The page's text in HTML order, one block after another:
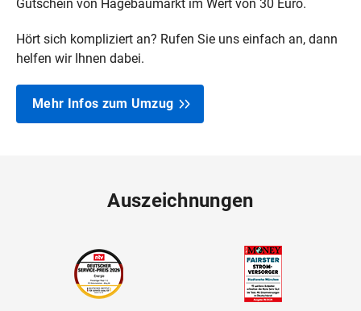
Gutschein von Hagebaumarkt im Wert von 30 Euro.
Hört sich kompliziert an? Rufen Sie uns einfach an, dann
helfen wir Ihnen dabei.
Mehr Infos zum Umzug
Auszeichnungen